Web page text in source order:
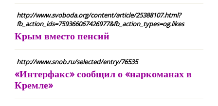
http://www.svoboda.org/content/article/25388107.html?
fb_action_ids=759366067426977&fb_action_types=og.likes
Крым вместо пенсий
http://www.snob.ru/selected/entry/76535
«Интерфакс» сообщил о «наркоманах в
Кремле»